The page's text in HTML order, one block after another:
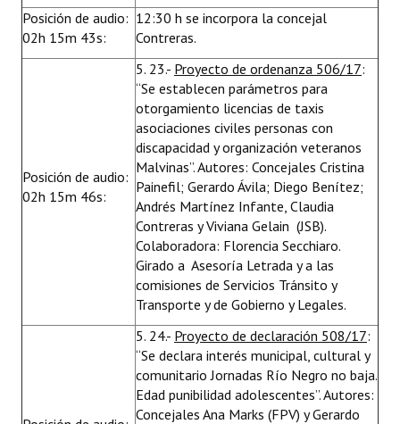
Posición de audio:
02h 15m 43s:
12:30 h se incorpora la concejal
Contreras.
Posición de audio:
02h 15m 46s:
5. 23.- Proyecto de ordenanza 506/17:
“Se establecen parámetros para
otorgamiento licencias de taxis
asociaciones civiles personas con
discapacidad y organización veteranos
Malvinas”. Autores: Concejales Cristina
Painefil; Gerardo Ávila; Diego Benítez;
Andrés Martínez Infante, Claudia
Contreras y Viviana Gelain (JSB).
Colaboradora: Florencia Secchiaro.
Girado a Asesoría Letrada y a las
comisiones de Servicios Tránsito y
Transporte y de Gobierno y Legales.
5. 24.- Proyecto de declaración 508/17:
“Se declara interés municipal, cultural y
comunitario Jornadas Río Negro no baja.
Edad punibilidad adolescentes”. Autores:
Concejales Ana Marks (FPV) y Gerardo